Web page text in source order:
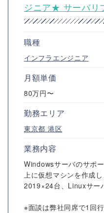
ジニア★ サーバリ
職種
インフラエンジニア
月額単価
80万円〜
勤務エリア
東京都 港区
業務内容
Windowsサーバのサポ
上に仮想マシンを作成
2019×24台、Linuxサー
※面談は弊社同席で1回行